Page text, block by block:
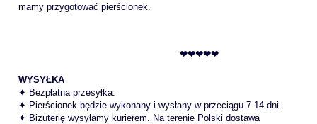
mamy przygotować pierścionek.
❤❤❤❤❤
WYSYŁKA
✦ Bezpłatna przesyłka.
✦ Pierścionek będzie wykonany i wysłany w przeciągu 7-14 dni.
✦ Biżuterię wysyłamy kurierem. Na terenie Polski dostawa